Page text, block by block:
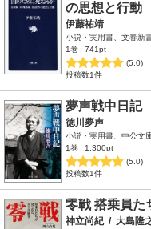
の思想と行動
伊藤祐靖
小説・実用書、文春新
1巻
741pt
(5.0)
投稿数1件
夢声戦中日記
徳川夢声
小説・実用書、中公文
1巻
1,300pt
(5.0)
投稿数1件
零戦 搭乗員た
神立尚紀 / 大島隆